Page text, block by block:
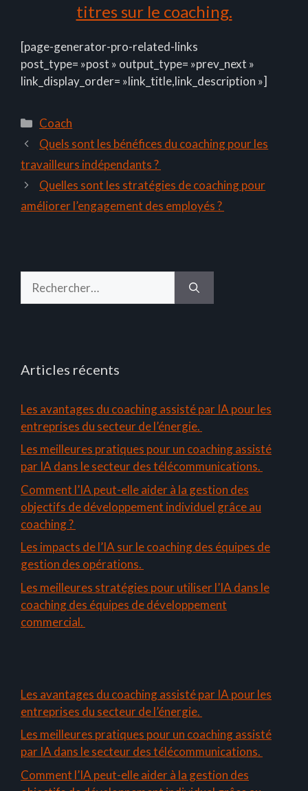
titres sur le coaching.
[page-generator-pro-related-links
post_type= »post » output_type= »prev_next »
link_display_order= »link_title,link_description »]
Catégories
Coach
Quels sont les bénéfices du coaching pour les
travailleurs indépendants ?
Quelles sont les stratégies de coaching pour
améliorer l’engagement des employés ?
Articles récents
Les avantages du coaching assisté par IA pour les
entreprises du secteur de l’énergie.
Les meilleures pratiques pour un coaching assisté
par IA dans le secteur des télécommunications.
Comment l’IA peut-elle aider à la gestion des
objectifs de développement individuel grâce au
coaching ?
Les impacts de l’IA sur le coaching des équipes de
gestion des opérations.
Les meilleures stratégies pour utiliser l’IA dans le
coaching des équipes de développement
commercial.
Les avantages du coaching assisté par IA pour les
entreprises du secteur de l’énergie.
Les meilleures pratiques pour un coaching assisté
par IA dans le secteur des télécommunications.
Comment l’IA peut-elle aider à la gestion des